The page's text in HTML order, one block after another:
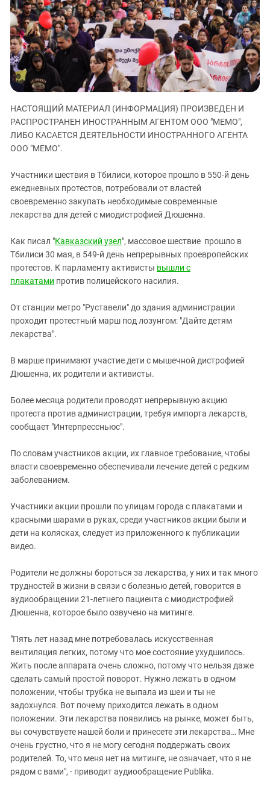
ЗАСТАВЛЯЕТ
КАВКАЗ ЗА ПАЛЕСТИНУ
ИНАКОМЫСЛИЕ В ЧЕЧНЕ
ПРЕСЛЕДОВАНИЕ АКТИВИСТОВ
МОБИЛИЗАЦИЯ И ПРОТЕСТЫ
Дагестан
Ингушетия
Кабардино-Балкария
Калмыкия
Карачаево-Черкесия
Краснодарский край
Нагорный Карабах
Российская Федерация
Северная Осетия - Алания
Ставропольский край
Южная Осетия
Южный Кавказ
НАСТОЯЩИЙ МАТЕРИАЛ (ИНФОРМАЦИЯ) ПРОИЗВЕДЕН И
РАСПРОСТРАНЕН ИНОСТРАННЫМ АГЕНТОМ ООО "МЕМО",
ЛИБО КАСАЕТСЯ ДЕЯТЕЛЬНОСТИ ИНОСТРАННОГО АГЕНТА
ООО "МЕМО".
Участники шествия в Тбилиси, которое прошло в 550-й день
ежедневных протестов, потребовали от властей
своевременно закупать необходимые современные
лекарства для детей с миодистрофией Дюшенна.
Как писал "Кавказский узел", массовое шествие прошло в
Тбилиси 30 мая, в 549-й день непрерывных проевропейских
протестов. К парламенту активисты вышли с
плакатами против полицейского насилия.
От станции метро "Руставели" до здания администрации
проходит протестный марш под лозунгом: "Дайте детям
лекарства".
В марше принимают участие дети с мышечной дистрофией
Дюшенна, их родители и активисты.
Более месяца родители проводят непрерывную акцию
протеста против администрации, требуя импорта лекарств,
сообщает "Интерпрессньюс".
По словам участников акции, их главное требование, чтобы
власти своевременно обеспечивали лечение детей с редким
заболеванием.
Участники акции прошли по улицам города с плакатами и
красными шарами в руках, среди участников акции были и
дети на колясках, следует из приложенного к публикации
видео.
Родители не должны бороться за лекарства, у них и так много
трудностей в жизни в связи с болезнью детей, говорится в
аудиообращении 21-летнего пациента с миодистрофией
Дюшенна, которое было озвучено на митинге.
"Пять лет назад мне потребовалась искусственная
вентиляция легких, потому что мое состояние ухудшилось.
Жить после аппарата очень сложно, потому что нельзя даже
сделать самый простой поворот. Нужно лежать в одном
положении, чтобы трубка не выпала из шеи и ты не
задохнулся. Вот почему приходится лежать в одном
положении. Эти лекарства появились на рынке, может быть,
вы сочувствуете нашей боли и принесете эти лекарства… Мне
очень грустно, что я не могу сегодня поддержать своих
родителей. То, что меня нет на митинге, не означает, что я не
рядом с вами", - приводит аудиообращение Publika.